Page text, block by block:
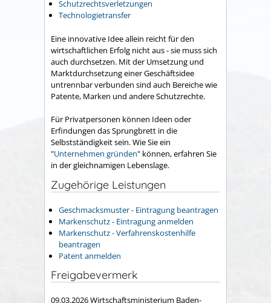
Schutzrechtsverletzungen
Technologietransfer
Eine innovative Idee allein reicht für den
wirtschaftlichen Erfolg nicht aus - sie muss sich
auch durchsetzen. Mit der Umsetzung und
Marktdurchsetzung einer Geschäftsidee
untrennbar verbunden sind auch Bereiche wie
Patente, Marken und andere Schutzrechte.
Für Privatpersonen können Ideen oder
Erfindungen das Sprungbrett in die
Selbstständigkeit sein. Wie Sie ein
"Unternehmen gründen" können, erfahren Sie
in der gleichnamigen Lebenslage.
Zugehörige Leistungen
Geschmacksmuster - Eintragung beantragen
Markenschutz - Eintragung anmelden
Markenschutz - Verfahrenskostenhilfe
beantragen
Patent anmelden
Freigabevermerk
09.03.2026 Wirtschaftsministerium Baden-